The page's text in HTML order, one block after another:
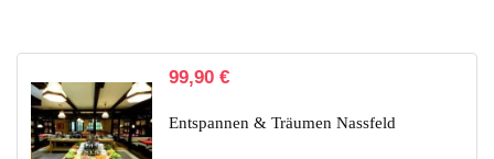
99,90 €
Entspannen & Träumen Nassfeld